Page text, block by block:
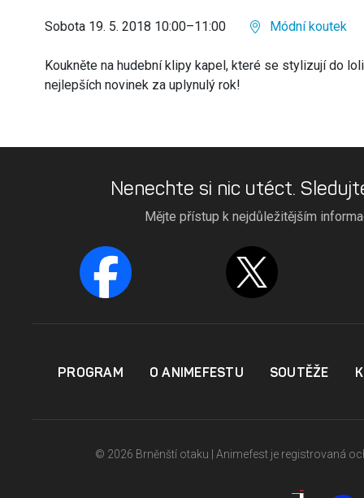
Sobota 19. 5. 2018 10:00–11:00 Módní koutek
Koukněte na hudební klipy kapel, které se stylizují do
nejlepších novinek za uplynulý rok!
Nenechte si nic utéct.
Mějte přístup k nejdůležitějším
PROGRAM O ANIMEFESTU SOUTĚŽE
© 2026 Brněnští otaku | Animefest je registrovaná